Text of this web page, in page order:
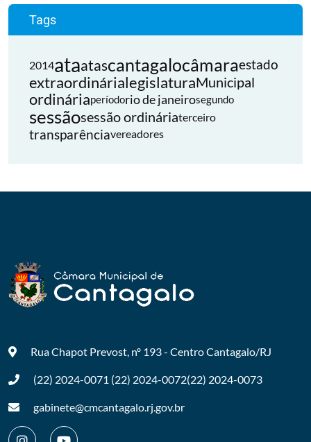
Tags
2014ataatascantagalocâmaraestado
extraordinárialegislaturaMunicipal
ordináriaperíodorio de janeirosegundo
sessãosessão ordináriaterceiro
transparênciavereadores
Rua Chapot Prevost, nº 193 - CentroCantagalo/RJ
(22) 2024-0071 (22) 2024-0072(22) 2024-0073
gabinete@cmcantagalo.rj.gov.br